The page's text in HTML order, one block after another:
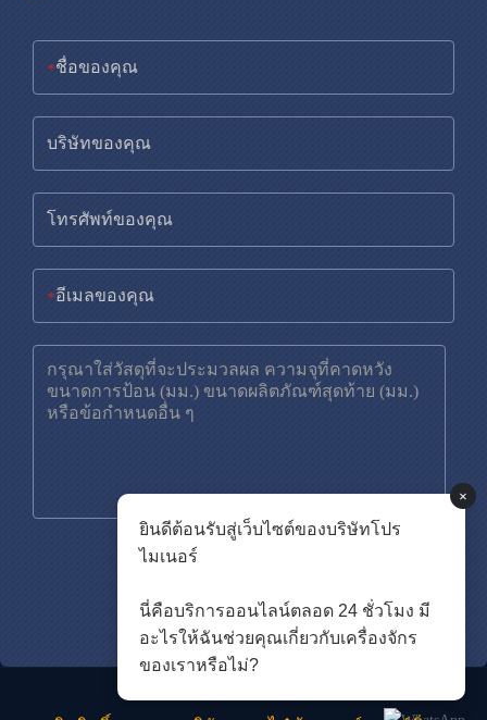
*
*
×
ยินดีต้อนรับสู่เว็บไซต์ของบริษัทโปร
ไมเนอร์
นี่คือบริการออนไลน์ตลอด 24 ชั่วโมง มี
อะไรให้ฉันช่วยคุณเกี่ยวกับเครื่องจักร
ของเราหรือไม่?